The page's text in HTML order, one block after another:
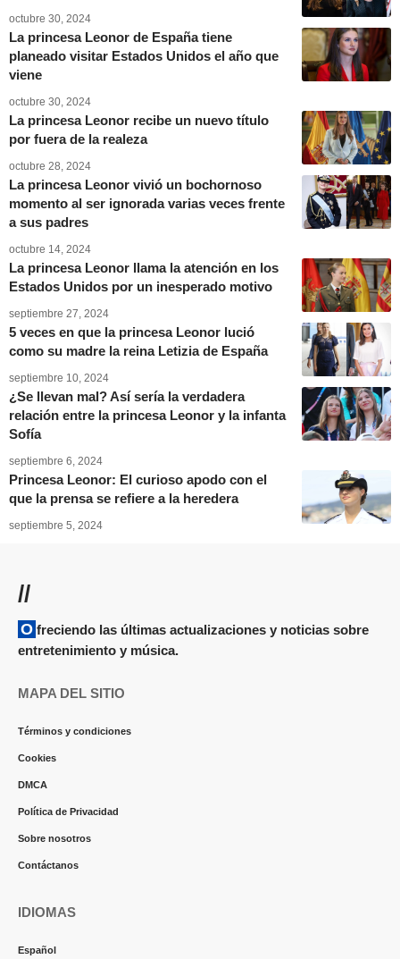
octubre 30, 2024
La princesa Leonor de España tiene
planeado visitar Estados Unidos el año que
viene
octubre 30, 2024
La princesa Leonor recibe un nuevo título
por fuera de la realeza
octubre 28, 2024
La princesa Leonor vivió un bochornoso
momento al ser ignorada varias veces frente
a sus padres
octubre 14, 2024
La princesa Leonor llama la atención en los
Estados Unidos por un inesperado motivo
septiembre 27, 2024
5 veces en que la princesa Leonor lució
como su madre la reina Letizia de España
septiembre 10, 2024
¿Se llevan mal? Así sería la verdadera
relación entre la princesa Leonor y la infanta
Sofía
septiembre 6, 2024
Princesa Leonor: El curioso apodo con el
que la prensa se refiere a la heredera
septiembre 5, 2024
//
Ofreciendo las últimas actualizaciones y noticias sobre
entretenimiento y música.
MAPA DEL SITIO
Términos y condiciones
Cookies
DMCA
Política de Privacidad
Sobre nosotros
Contáctanos
IDIOMAS
Español